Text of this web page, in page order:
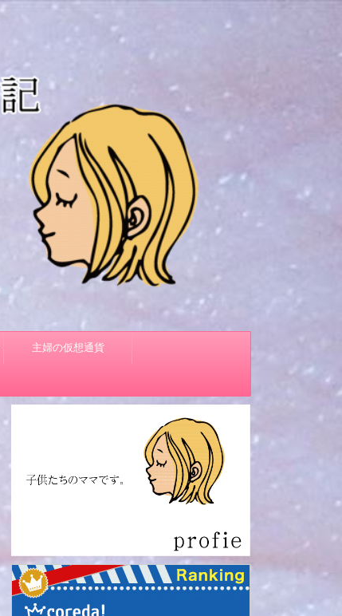
主婦の仮想通貨